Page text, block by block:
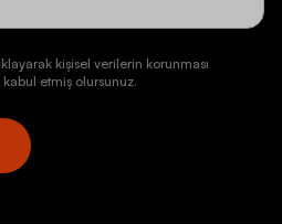
kişisel verilerin korunması
etmiş olursunuz.